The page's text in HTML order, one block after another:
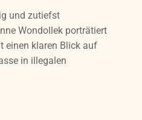
und zutiefst
Wondollek porträtiert
einen klaren Blick auf
in illegalen